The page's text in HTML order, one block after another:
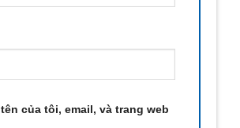
của tôi, email, và trang web